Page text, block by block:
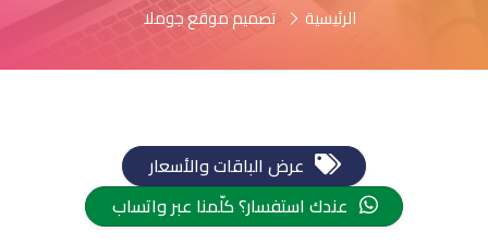
الرئيسية تصميم موقع جوملا
عرض الباقات والأسعار
عندك استفسار؟ كلّمنا عبر واتساب